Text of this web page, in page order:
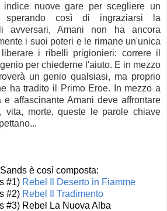
nuove gare per scegliere un
sperando così di ingraziarsi la
avversari, Amani non ha ancora
i suoi poteri e le rimane un'unica
i ribelli prigionieri: correre il
per chiederne l'aiuto. E in mezzo
un genio qualsiasi, ma proprio
ha tradito il Primo Eroe. In mezzo a
e affascinante Amani deve affrontare
vita, morte, queste le parole chiave
è così composta:
#1) Rebel Il Deserto in Fiamme
#2) Rebel Il Tradimento
#3) Rebel La Nuova Alba